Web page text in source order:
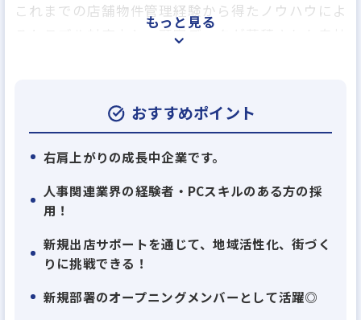
これまでの店舗物件管理経験から得たノウハウによ
るトラブル対応力と、顧客データが蓄積された自社
もっと見る
おすすめポイント
右肩上がりの成長中企業です。
人事関連業界の経験者・PCスキルのある方の採
用！
新規出店サポートを通じて、地域活性化、街づく
りに挑戦できる！
新規部署のオープニングメンバーとして活躍◎